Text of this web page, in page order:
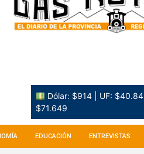
Dólar: $914 | UF:
$71.649
EDUCACIÓN ENTREVISTAS